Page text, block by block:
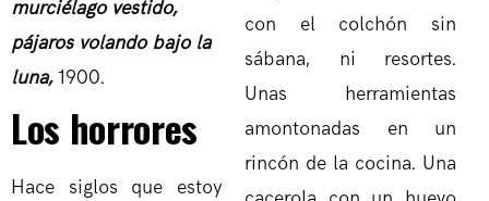
murciélago vestido,
pájaros volando bajo la
luna,1900.
Los horrores
Hace siglos que estoy
con el colchón sin
sábana, ni resortes.
Unas herramientas
amontonadas en un
rincón de la cocina. Una